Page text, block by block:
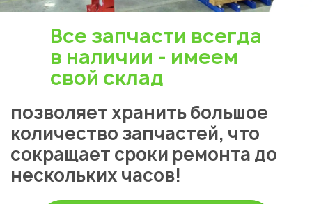
Все запчасти всегда
в наличии - имеем
свой склад
позволяет хранить большое
количество запчастей, что
сокращает сроки ремонта до
нескольких часов!